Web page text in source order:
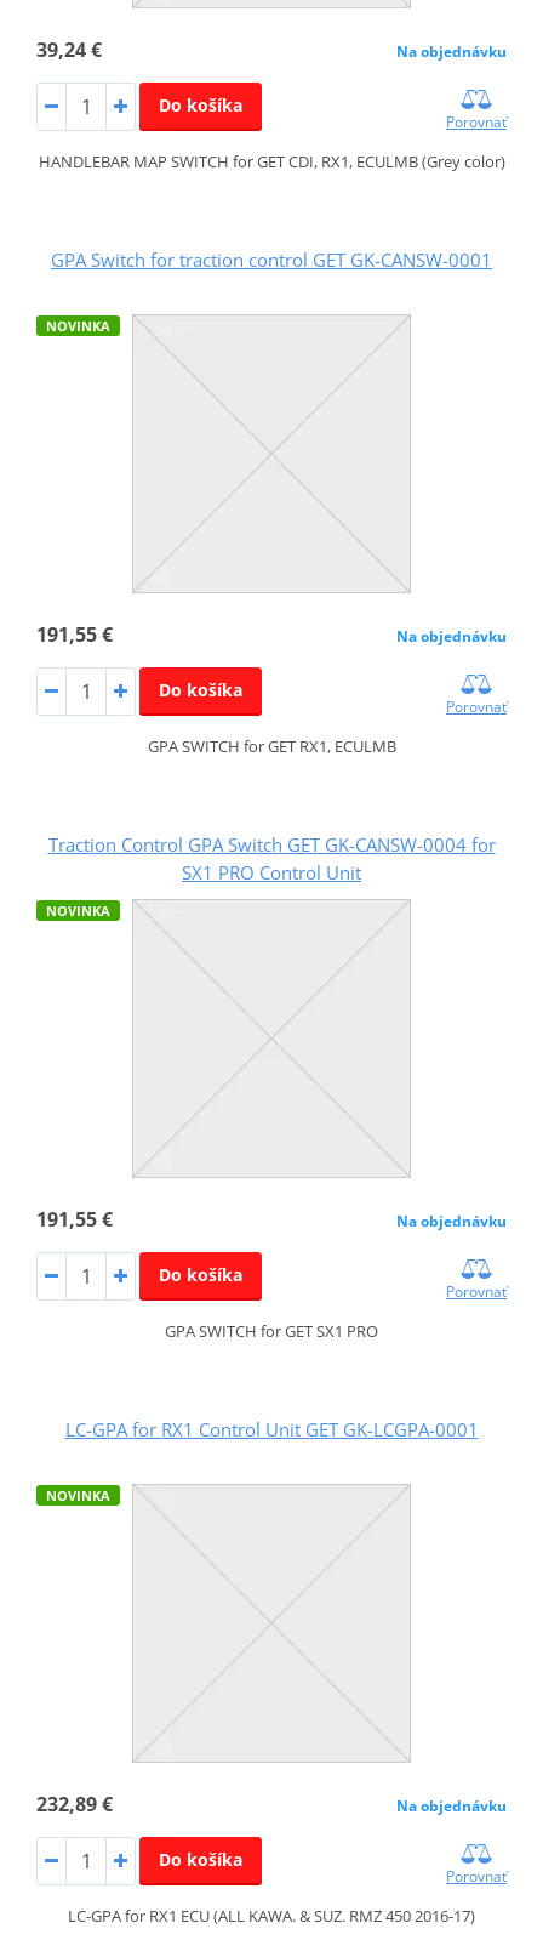
39,24 € Na objednávku
Do košíka
Porovnať
HANDLEBAR MAP SWITCH for GET CDI, RX1, ECULMB (Grey color)
GPA Switch for traction control GET GK-CANSW-0001
NOVINKA
191,55 € Na objednávku
Do košíka
Porovnať
GPA SWITCH for GET RX1, ECULMB
Traction Control GPA Switch GET GK-CANSW-0004 for
SX1 PRO Control Unit
NOVINKA
191,55 € Na objednávku
Do košíka
Porovnať
GPA SWITCH for GET SX1 PRO
LC-GPA for RX1 Control Unit GET GK-LCGPA-0001
NOVINKA
232,89 € Na objednávku
Do košíka
Porovnať
LC-GPA for RX1 ECU (ALL KAWA. & SUZ. RMZ 450 2016-17)